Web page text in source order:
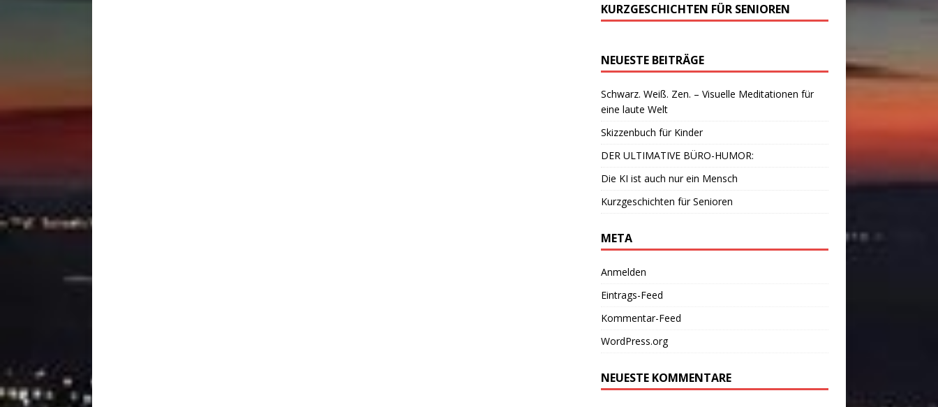
KURZGESCHICHTEN FÜR SENIOREN
NEUESTE BEITRÄGE
Schwarz. Weiß. Zen. – Visuelle Meditationen für
eine laute Welt
Skizzenbuch für Kinder
DER ULTIMATIVE BÜRO-HUMOR:
Die KI ist auch nur ein Mensch
Kurzgeschichten für Senioren
META
Anmelden
Eintrags-Feed
Kommentar-Feed
WordPress.org
NEUESTE KOMMENTARE